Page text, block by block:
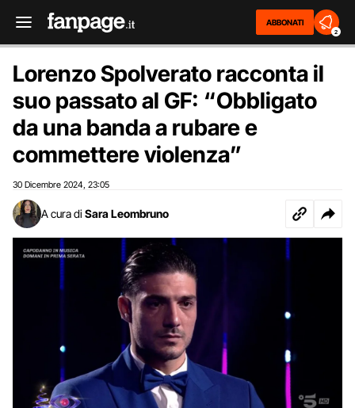
ABBONATI
2
Lorenzo Spolverato racconta il
suo passato al GF: “Obbligato
da una banda a rubare e
commettere violenza”
30 Dicembre 2024 23:05
A cura di Sara Leombruno